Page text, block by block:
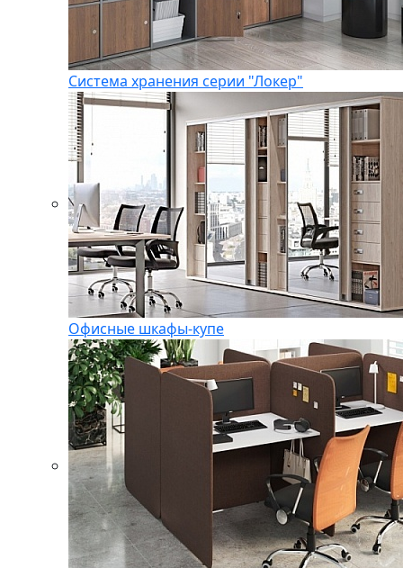
Система хранения серии "Локер"
Офисные шкафы-купе